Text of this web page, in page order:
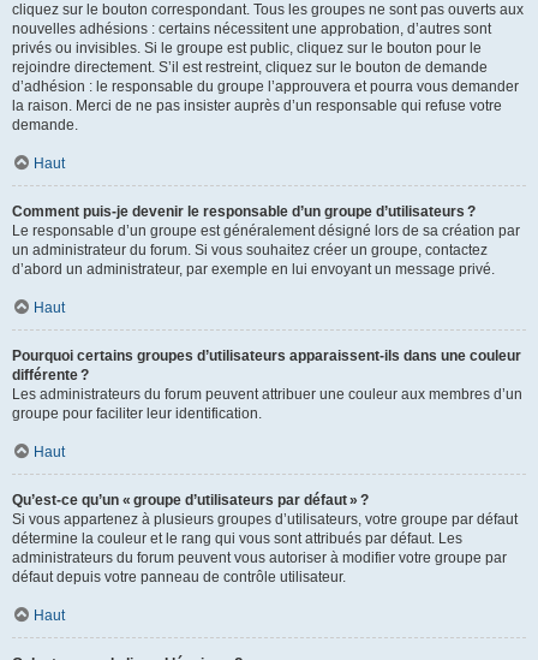
cliquez sur le bouton correspondant. Tous les groupes ne sont pas ouverts aux
nouvelles adhésions : certains nécessitent une approbation, d’autres sont
privés ou invisibles. Si le groupe est public, cliquez sur le bouton pour le
rejoindre directement. S’il est restreint, cliquez sur le bouton de demande
d’adhésion : le responsable du groupe l’approuvera et pourra vous demander
la raison. Merci de ne pas insister auprès d’un responsable qui refuse votre
demande.
Haut
Comment puis-je devenir le responsable d’un groupe d’utilisateurs ?
Le responsable d’un groupe est généralement désigné lors de sa création par
un administrateur du forum. Si vous souhaitez créer un groupe, contactez
d’abord un administrateur, par exemple en lui envoyant un message privé.
Haut
Pourquoi certains groupes d’utilisateurs apparaissent-ils dans une couleur
différente ?
Les administrateurs du forum peuvent attribuer une couleur aux membres d’un
groupe pour faciliter leur identification.
Haut
Qu’est-ce qu’un « groupe d’utilisateurs par défaut » ?
Si vous appartenez à plusieurs groupes d’utilisateurs, votre groupe par défaut
détermine la couleur et le rang qui vous sont attribués par défaut. Les
administrateurs du forum peuvent vous autoriser à modifier votre groupe par
défaut depuis votre panneau de contrôle utilisateur.
Haut